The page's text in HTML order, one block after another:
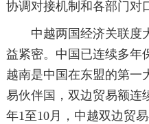
协调对接机制和各部门对
中越两国经济关联度
益紧密。中国已连续多年
越南是中国在东盟的第一
易伙伴国，双边贸易额连
年1至10月，中越双边贸